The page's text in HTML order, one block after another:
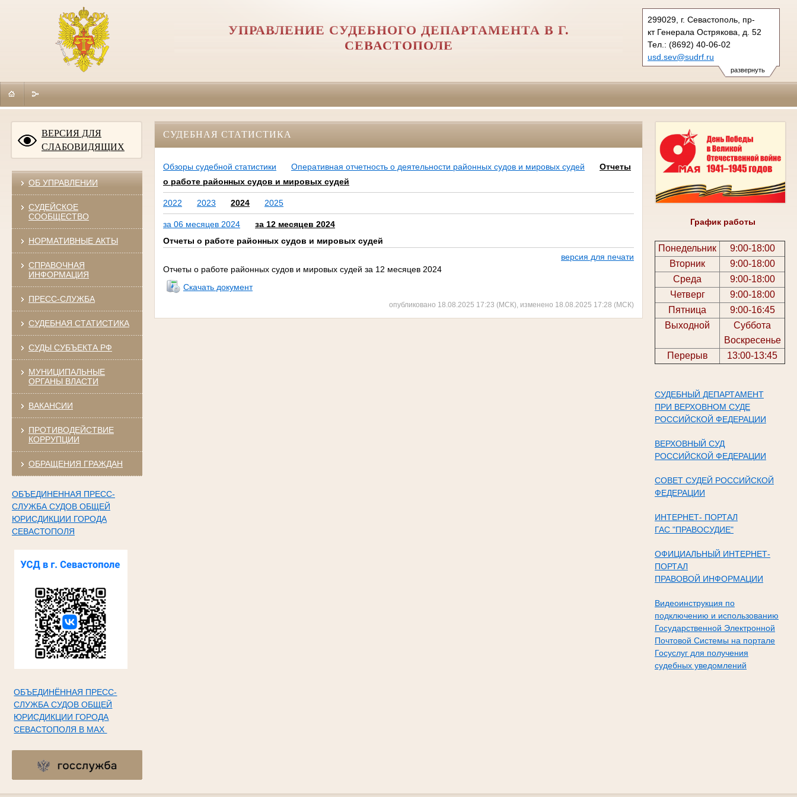
развернуть
299029, г. Севастополь, пр-
кт Генерала Острякова, д. 52
Тел.: (8692) 40-06-02
usd.sev@sudrf.ru
УПРАВЛЕНИЕ СУДЕБНОГО ДЕПАРТАМЕНТА В Г.
СЕВАСТОПОЛЕ
ВЕРСИЯ ДЛЯ
СЛАБОВИДЯЩИХ
ОБ УПРАВЛЕНИИ
СУДЕЙСКОЕ
СООБЩЕСТВО
НОРМАТИВНЫЕ АКТЫ
СПРАВОЧНАЯ
ИНФОРМАЦИЯ
ПРЕСС-СЛУЖБА
СУДЕБНАЯ СТАТИСТИКА
СУДЫ СУБЪЕКТА РФ
МУНИЦИПАЛЬНЫЕ
ОРГАНЫ ВЛАСТИ
ВАКАНСИИ
ПРОТИВОДЕЙСТВИЕ
КОРРУПЦИИ
ОБРАЩЕНИЯ ГРАЖДАН
ОБЪЕДИНЕННАЯ ПРЕСС-
СЛУЖБА СУДОВ ОБЩЕЙ
ЮРИСДИКЦИИ ГОРОДА
СЕВАСТОПОЛЯ
ОБЪЕДИНЁННАЯ ПРЕСС-
СЛУЖБА СУДОВ ОБЩЕЙ
ЮРИСДИКЦИИ ГОРОДА
СЕВАСТОПОЛЯ В МАХ
График работы
Понедельник
9:00-18:00
Вторник
9:00-18:00
Среда
9:00-18:00
Четверг
9:00-18:00
Пятница
9:00-16:45
Выходной
Суббота
Воскресенье
Перерыв
13:00-13:45
СУДЕБНЫЙ ДЕПАРТАМЕНТ
ПРИ ВЕРХОВНОМ СУДЕ
РОССИЙСКОЙ ФЕДЕРАЦИИ
ВЕРХОВНЫЙ СУД
РОССИЙСКОЙ ФЕДЕРАЦИИ
СОВЕТ СУДЕЙ РОССИЙСКОЙ
ФЕДЕРАЦИИ
ИНТЕРНЕТ- ПОРТАЛ
ГАС "ПРАВОСУДИЕ"
ОФИЦИАЛЬНЫЙ ИНТЕРНЕТ-
ПОРТАЛ
ПРАВОВОЙ ИНФОРМАЦИИ
Видеоинструкция по
подключению и использованию
Государственной Электронной
Почтовой Системы на портале
Госуслуг для получения
судебных уведомлений
СУДЕБНАЯ СТАТИСТИКА
Обзоры судебной статистики Оперативная отчетность о деятельности районных судов и мировых судей
Отчеты
о работе районных судов и мировых судей
2022 2023 2024 2025
за 06 месяцев 2024
за 12 месяцев 2024
Отчеты о работе районных судов и мировых судей
версия для печати
Отчеты о работе районных судов и мировых судей за 12 месяцев 2024
Скачать документ
опубликовано 18.08.2025 17:23 (МСК), изменено 18.08.2025 17:28 (МСК)